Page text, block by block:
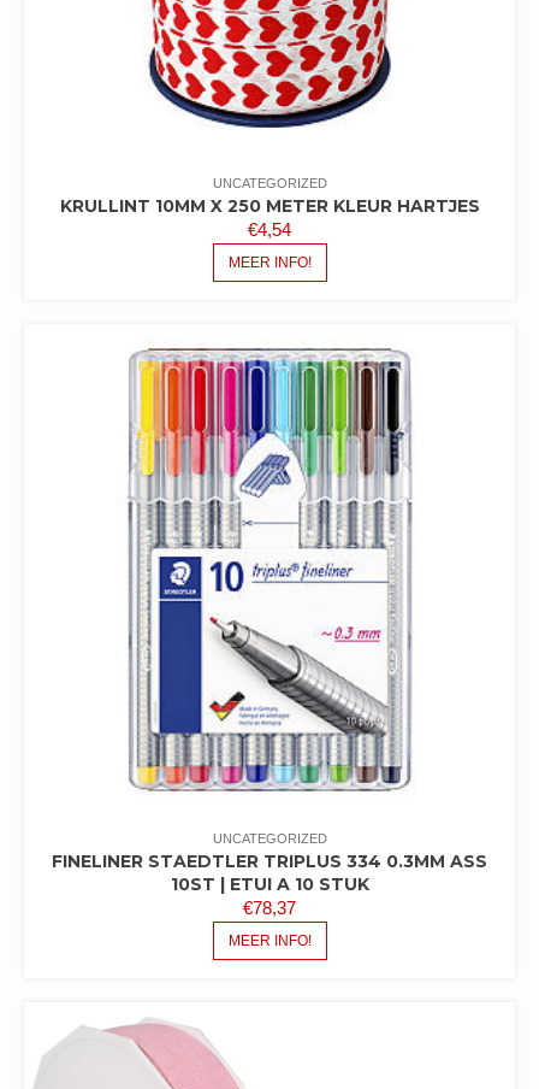
UNCATEGORIZED
KRULLINT 10MM X 250 METER KLEUR HARTJES
€4,54
MEER INFO!
UNCATEGORIZED
FINELINER STAEDTLER TRIPLUS 334 0.3MM ASS
10ST | ETUI A 10 STUK
€78,37
MEER INFO!